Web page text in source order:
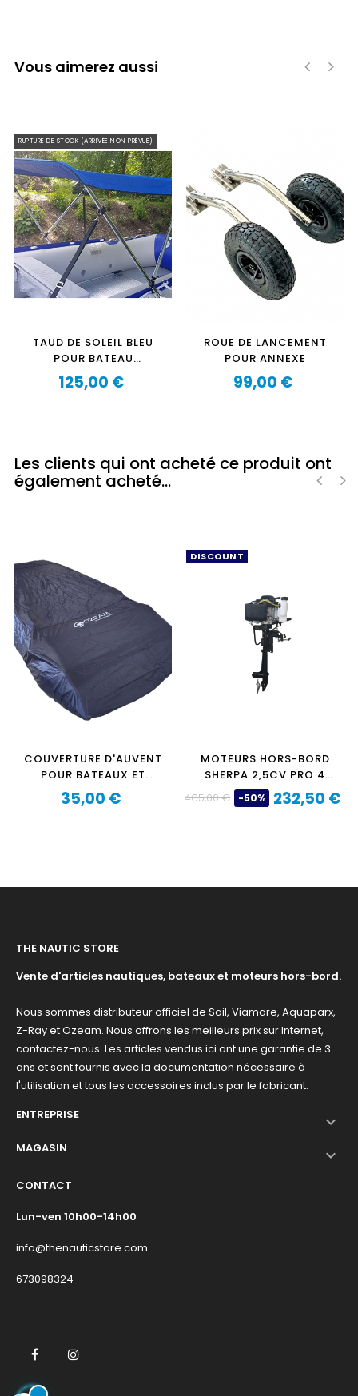
Vous aimerez aussi
RUPTURE DE STOCK (ARRIVÉE NON PRÉVUE)
TAUD DE SOLEIL BLEU
POUR BATEAU
PNEUMATIQUE VIAMARE
Prix
125,00 €
ROUE DE LANCEMENT
POUR ANNEXE
Prix
99,00 €
Les clients qui ont acheté ce produit ont
également acheté...
COUVERTURE D'AUVENT
POUR BATEAUX ET
PNEUMATIQUES DE 3 À
3,6 MÈTRES
Prix
35,00 €
DISCOUNT
MOTEURS HORS-BORD
SHERPA 2,5CV PRO 4
TEMPS
Prix
465,00 € -50%
Prix232,50 €
THE NAUTIC STORE
Vente d'articles nautiques, bateaux et moteurs hors-bord.
Nous sommes distributeur officiel de Sail, Viamare, Aquaparx,
Z-Ray et Ozeam. Nous offrons les meilleurs prix sur Internet,
contactez-nous. Les articles vendus ici ont une garantie de 3
ans et sont fournis avec la documentation nécessaire à
l'utilisation et tous les accessoires inclus par le fabricant.
ENTREPRISE

MAGASIN 
CONTACT
Lun-ven 10h00-14h00
info@thenauticstore.com
673098324
Facebook